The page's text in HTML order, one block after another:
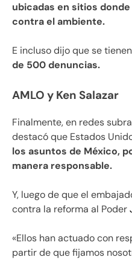
ubicadas en sitios
contra el ambiente.
E incluso dijo que se
de 500 denuncias.
AMLO y Ken Salazar
Finalmente, en redes
destacó que Estados
los asuntos de México,
manera responsable.
Y, luego de que el
contra la reforma al Poder
«Ellos han actuado con
partir de que fijamos